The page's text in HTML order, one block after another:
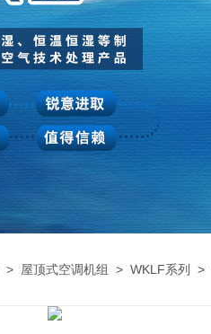
> 屋顶式空调机组 > WKLF系列 >